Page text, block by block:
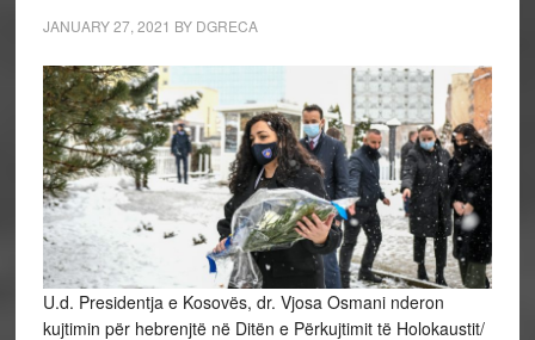
JANUARY 27, 2021 BY DGRECA
U.d. Presidentja e Kosovës, dr. Vjosa Osmani nderon
kujtimin për hebrenjtë në Ditën e Përkujtimit të Holokaustit/